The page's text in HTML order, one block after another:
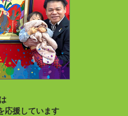
応援しています